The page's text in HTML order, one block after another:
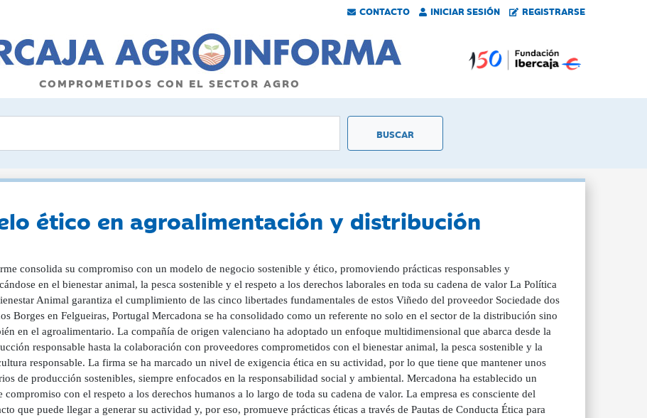
CONTACTO INICIAR SESIÓN REGISTRARSE
COMPROMETIDOS CON EL SECTOR AGRO
ético en agroalimentación y distribución
consolida su compromiso con un modelo de negocio sostenible y ético, promoviendo prácticas responsables y
en el bienestar animal, la pesca sostenible y el respeto a los derechos laborales en toda su cadena de valor La Política
Animal garantiza el cumplimiento de las cinco libertades fundamentales de estos Viñedo del proveedor Sociedade dos
Borges en Felgueiras, Portugal Mercadona se ha consolidado como un referente no solo en el sector de la distribución sino
en el agroalimentario. La compañía de origen valenciano ha adoptado un enfoque multidimensional que abarca desde la
responsable hasta la colaboración con proveedores comprometidos con el bienestar animal, la pesca sostenible y la
responsable. La firma se ha marcado un nivel de exigencia ética en su actividad, por lo que tiene que mantener unos
de producción sostenibles, siempre enfocados en la responsabilidad social y ambiental. Mercadona ha establecido un
compromiso con el respeto a los derechos humanos a lo largo de toda su cadena de valor. La empresa es consciente del
que puede llegar a generar su actividad y, por eso, promueve prácticas éticas a través de Pautas de Conducta Ética para